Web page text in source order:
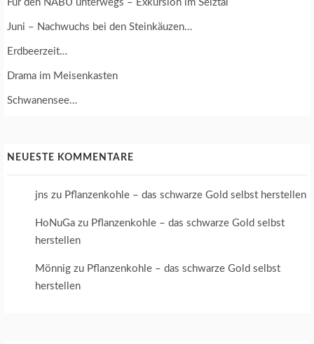
Für den NABU unterwegs – Exkursion im Selztal
Juni – Nachwuchs bei den Steinkäuzen…
Erdbeerzeit…
Drama im Meisenkasten
Schwanensee…
NEUESTE KOMMENTARE
jns zu Pflanzenkohle – das schwarze Gold selbst herstellen
HoNuGa zu Pflanzenkohle – das schwarze Gold selbst
herstellen
Mönnig zu Pflanzenkohle – das schwarze Gold selbst
herstellen